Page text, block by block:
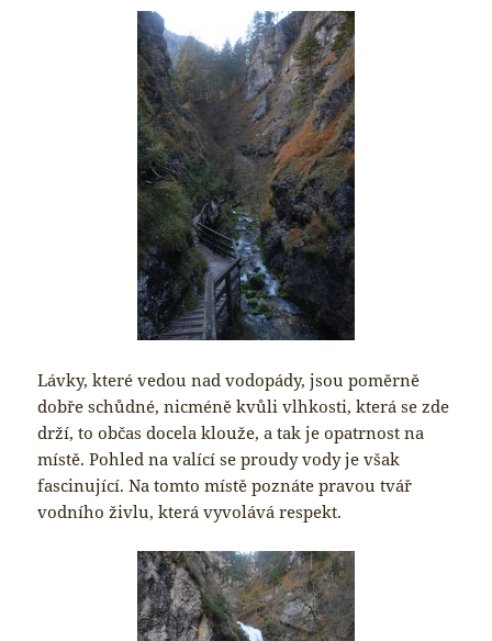
Lávky, které vedou nad vodopády, jsou poměrně
dobře schůdné, nicméně kvůli vlhkosti, která se zde
drží, to občas docela klouže, a tak je opatrnost na
místě. Pohled na valící se proudy vody je však
fascinující. Na tomto místě poznáte pravou tvář
vodního živlu, která vyvolává respekt.